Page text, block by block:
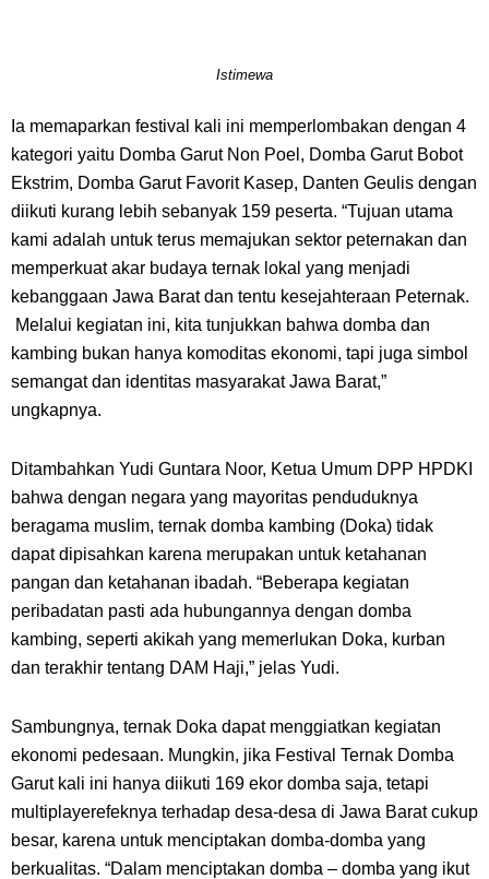
Istimewa
Ia memaparkan festival kali ini memperlombakan dengan 4
kategori yaitu Domba Garut Non Poel, Domba Garut Bobot
Ekstrim, Domba Garut Favorit Kasep, Danten Geulis dengan
diikuti kurang lebih sebanyak 159 peserta. “Tujuan utama
kami adalah untuk terus memajukan sektor peternakan dan
memperkuat akar budaya ternak lokal yang menjadi
kebanggaan Jawa Barat dan tentu kesejahteraan Peternak.
Melalui kegiatan ini, kita tunjukkan bahwa domba dan
kambing bukan hanya komoditas ekonomi, tapi juga simbol
semangat dan identitas masyarakat Jawa Barat,”
ungkapnya.
Ditambahkan Yudi Guntara Noor, Ketua Umum DPP HPDKI
bahwa dengan negara yang mayoritas penduduknya
beragama muslim, ternak domba kambing (Doka) tidak
dapat dipisahkan karena merupakan untuk ketahanan
pangan dan ketahanan ibadah. “Beberapa kegiatan
peribadatan pasti ada hubungannya dengan domba
kambing, seperti akikah yang memerlukan Doka, kurban
dan terakhir tentang DAM Haji,” jelas Yudi.
Sambungnya, ternak Doka dapat menggiatkan kegiatan
ekonomi pedesaan. Mungkin, jika Festival Ternak Domba
Garut kali ini hanya diikuti 169 ekor domba saja, tetapi
multiplayerefeknya terhadap desa-desa di Jawa Barat cukup
besar, karena untuk menciptakan domba-domba yang
berkualitas. “Dalam menciptakan domba – domba yang ikut